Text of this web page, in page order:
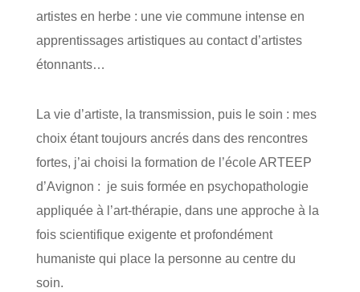
artistes en herbe : une vie commune intense en
apprentissages artistiques au contact d’artistes
étonnants…
La vie d’artiste, la transmission, puis le soin : mes
choix étant toujours ancrés dans des rencontres
fortes, j’ai choisi la formation de l’école ARTEEP
d’Avignon : je suis formée en psychopathologie
appliquée à l’art-thérapie, dans une approche à la
fois scientifique exigente et profondément
humaniste qui place la personne au centre du
soin.